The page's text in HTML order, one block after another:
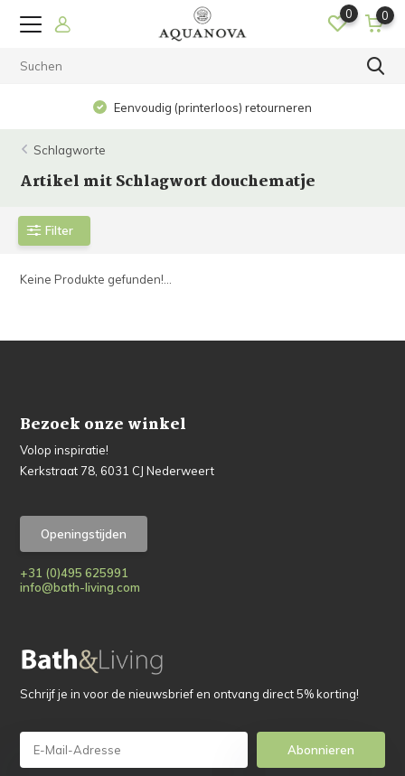
0 0
Eenvoudig (printerloos) retourneren
Schlagworte
Artikel mit Schlagwort douchematje
Filter
Keine Produkte gefunden!...
Bezoek onze winkel
Volop inspiratie!
Kerkstraat 78, 6031 CJ Nederweert
Openingstijden
+31 (0)495 625991
info@bath-living.com
Schrijf je in voor de nieuwsbrief en ontvang direct 5% korting!
Abonnieren